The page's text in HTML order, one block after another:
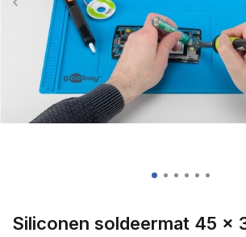
Siliconen soldeermat 45 x